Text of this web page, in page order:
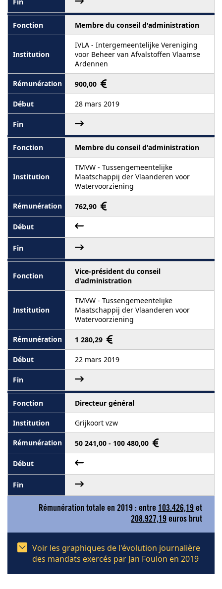
Membre du conseil d'administration
IVLA - Intergemeentelijke Vereniging
voor Beheer van Afvalstoffen Vlaamse
Ardennen
900,00
28 mars 2019
Membre du conseil d'administration
TMVW - Tussengemeentelijke
Maatschappij der Vlaanderen voor
Watervoorziening
762,90
Vice-président du conseil
d'administration
TMVW - Tussengemeentelijke
Maatschappij der Vlaanderen voor
Watervoorziening
1 280,29
22 mars 2019
Directeur général
Grijkoort vzw
50 241,00 - 100 480,00
Rémunération totale en 2019 : entre 103.426,19 et
208.927,19 euros brut
Voir les graphiques de l'évolution journalière
des mandats exercés par Jan Foulon en 2019